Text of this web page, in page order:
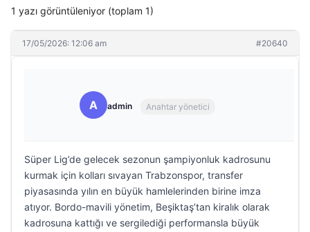
1 yazı görüntüleniyor (toplam 1)
17/05/2026: 12:06 am #20640
A admin Anahtar yönetici
Süper Lig’de gelecek sezonun şampiyonluk kadrosunu
kurmak için kolları sıvayan Trabzonspor, transfer
piyasasında yılın en büyük hamlelerinden birine imza
atıyor. Bordo-mavili yönetim, Beşiktaş’tan kiralık olarak
kadrosuna kattığı ve sergilediği performansla büyük